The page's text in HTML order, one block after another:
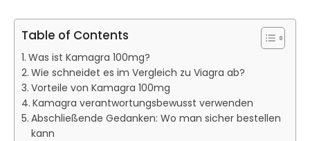
Table of Contents
Was ist Kamagra 100mg?
Wie schneidet es im Vergleich zu Viagra ab?
Vorteile von Kamagra 100mg
Kamagra verantwortungsbewusst verwenden
Abschließende Gedanken: Wo man sicher bestellen
kann